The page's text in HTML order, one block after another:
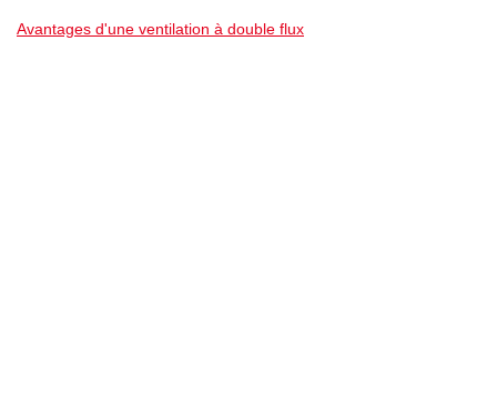
Avantages d'une ventilation à double flux